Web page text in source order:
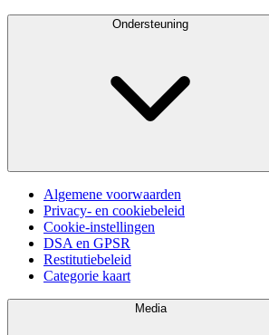
Ondersteuning
Algemene voorwaarden
Privacy- en cookiebeleid
Cookie-instellingen
DSA en GPSR
Restitutiebeleid
Categorie kaart
Media